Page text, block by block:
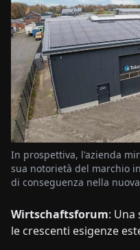
In prospettiva, l'azienda
sua notorietà del marchio
di conseguenza nella
Wirtschaftsforum: Una
le crescenti esigenze